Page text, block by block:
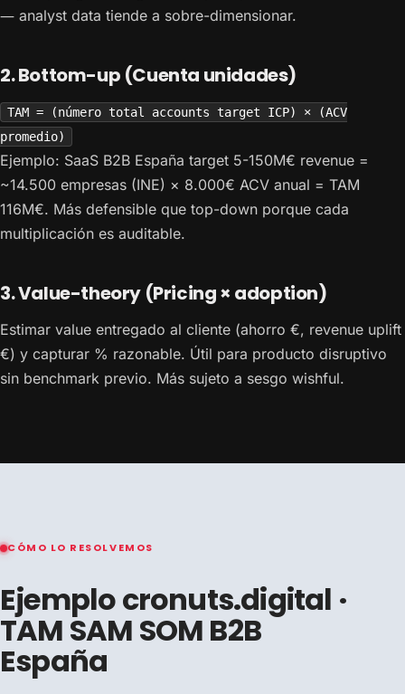
— analyst data tiende a sobre-dimensionar.
2. Bottom-up (Cuenta unidades)
TAM = (número total accounts target ICP) × (ACV
promedio)
Ejemplo: SaaS B2B España target 5-150M€ revenue =
~14.500 empresas (INE) × 8.000€ ACV anual = TAM
116M€. Más defensible que top-down porque cada
multiplicación es auditable.
3. Value-theory (Pricing × adoption)
Estimar value entregado al cliente (ahorro €, revenue uplift
€) y capturar % razonable. Útil para producto disruptivo
sin benchmark previo. Más sujeto a sesgo wishful.
CÓMO LO RESOLVEMOS
Ejemplo cronuts.digital ·
TAM SAM SOM B2B
España